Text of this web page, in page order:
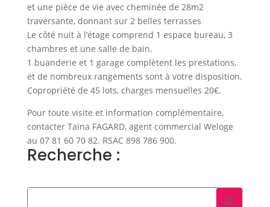
et une pièce de vie avec cheminée de 28m2
traversante, donnant sur 2 belles terrasses
Le côté nuit à l’étage comprend 1 espace bureau, 3
chambres et une salle de bain.
1 buanderie et 1 garage complètent les prestations,
et de nombreux rangements sont à votre disposition.
Copropriété de 45 lots, charges mensuelles 20€.
Pour toute visite et information complémentaire,
contacter Taïna FAGARD, agent commercial Weloge
au 07 81 60 70 82. RSAC 898 786 900.
Recherche :